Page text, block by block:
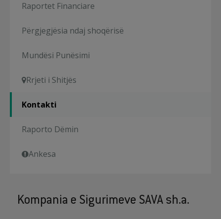
Raportet Financiare
Përgjegjësia ndaj shoqërisë
Mundësi Punësimi
Rrjeti i Shitjës
Kontakti
Raporto Dëmin
Ankesa
Kompania e Sigurimeve SAVA sh.a.